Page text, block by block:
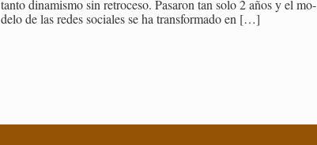
tanto di­na­mis­mo sin re­tro­ce­so. Pa­sa­ron tan solo 2 años y el mo­
de­lo de las redes so­cia­les se ha trans­for­ma­do en[…]